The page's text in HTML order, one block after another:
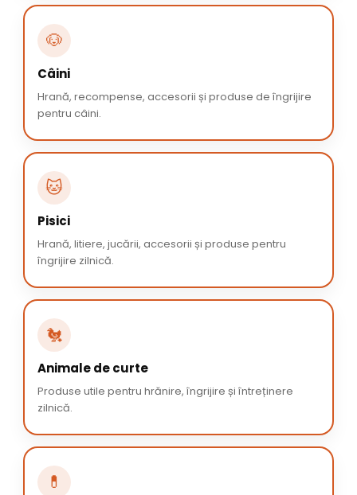
🐶
Câini
Hrană, recompense, accesorii și produse de îngrijire
pentru câini.
🐱
Pisici
Hrană, litiere, jucării, accesorii și produse pentru
îngrijire zilnică.
🐔
Animale de curte
Produse utile pentru hrănire, îngrijire și întreținere
zilnică.
💊